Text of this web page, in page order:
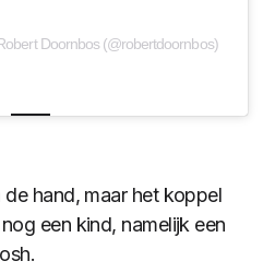
Doornbos (@robertdoornbos)
de hand, maar het koppel
een kind, namelijk een